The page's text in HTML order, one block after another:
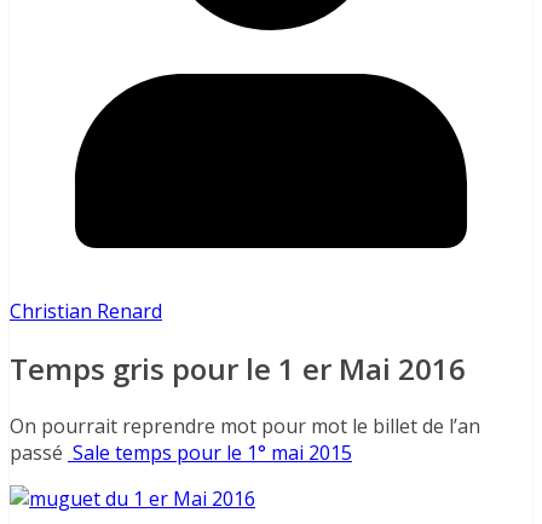
Christian Renard
Temps gris pour le 1 er Mai 2016
On pourrait reprendre mot pour mot le billet de l’an
passé Sale temps pour le 1° mai 2015